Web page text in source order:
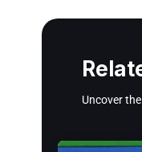
Uncover